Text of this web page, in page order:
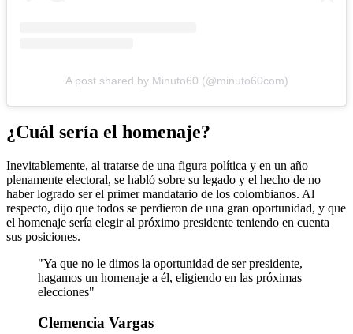
A post shared by Minuto60 (@minuto60com)
¿Cuál sería el homenaje?
Inevitablemente, al tratarse de una figura política y en un año
plenamente electoral, se habló sobre su legado y el hecho de no
haber logrado ser el primer mandatario de los colombianos. Al
respecto, dijo que todos se perdieron de una gran oportunidad, y que
el homenaje sería elegir al próximo presidente teniendo en cuenta
sus posiciones.
"Ya que no le dimos la oportunidad de ser presidente,
hagamos un homenaje a él, eligiendo en las próximas
elecciones"
Clemencia Vargas